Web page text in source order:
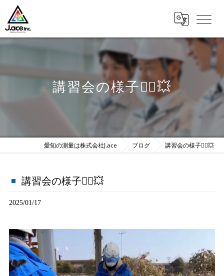
講習会の様子👷‍♂️💥
愛知の測量は株式会社J.ace ブログ 講習会の様子👷‍♂️💥
講習会の様子👷‍♂️💥
2025/01/17